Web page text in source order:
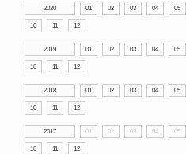
2020 01 02 03 04 05
10 11 12
2019 01 02 03 04 05
10 11 12
2018 01 02 03 04 05
10 11 12
2017 01 02 03 04 05
10 11 12